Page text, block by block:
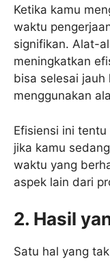
Ketika kamu
waktu
signifikan. Alat-
meningkatkan
bisa selesai
menggunakan
Efisiensi ini
jika kamu
waktu yang
aspek lain dari
2. Hasil
Satu hal yang